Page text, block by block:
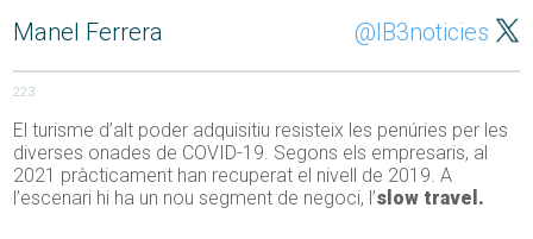
Manel Ferrera @IB3noticies
223
El turisme d’alt poder adquisitiu resisteix les penúries per les
diverses onades de COVID-19. Segons els empresaris, al
2021 pràcticament han recuperat el nivell de 2019. A
l’escenari hi ha un nou segment de negoci, l’slow travel.